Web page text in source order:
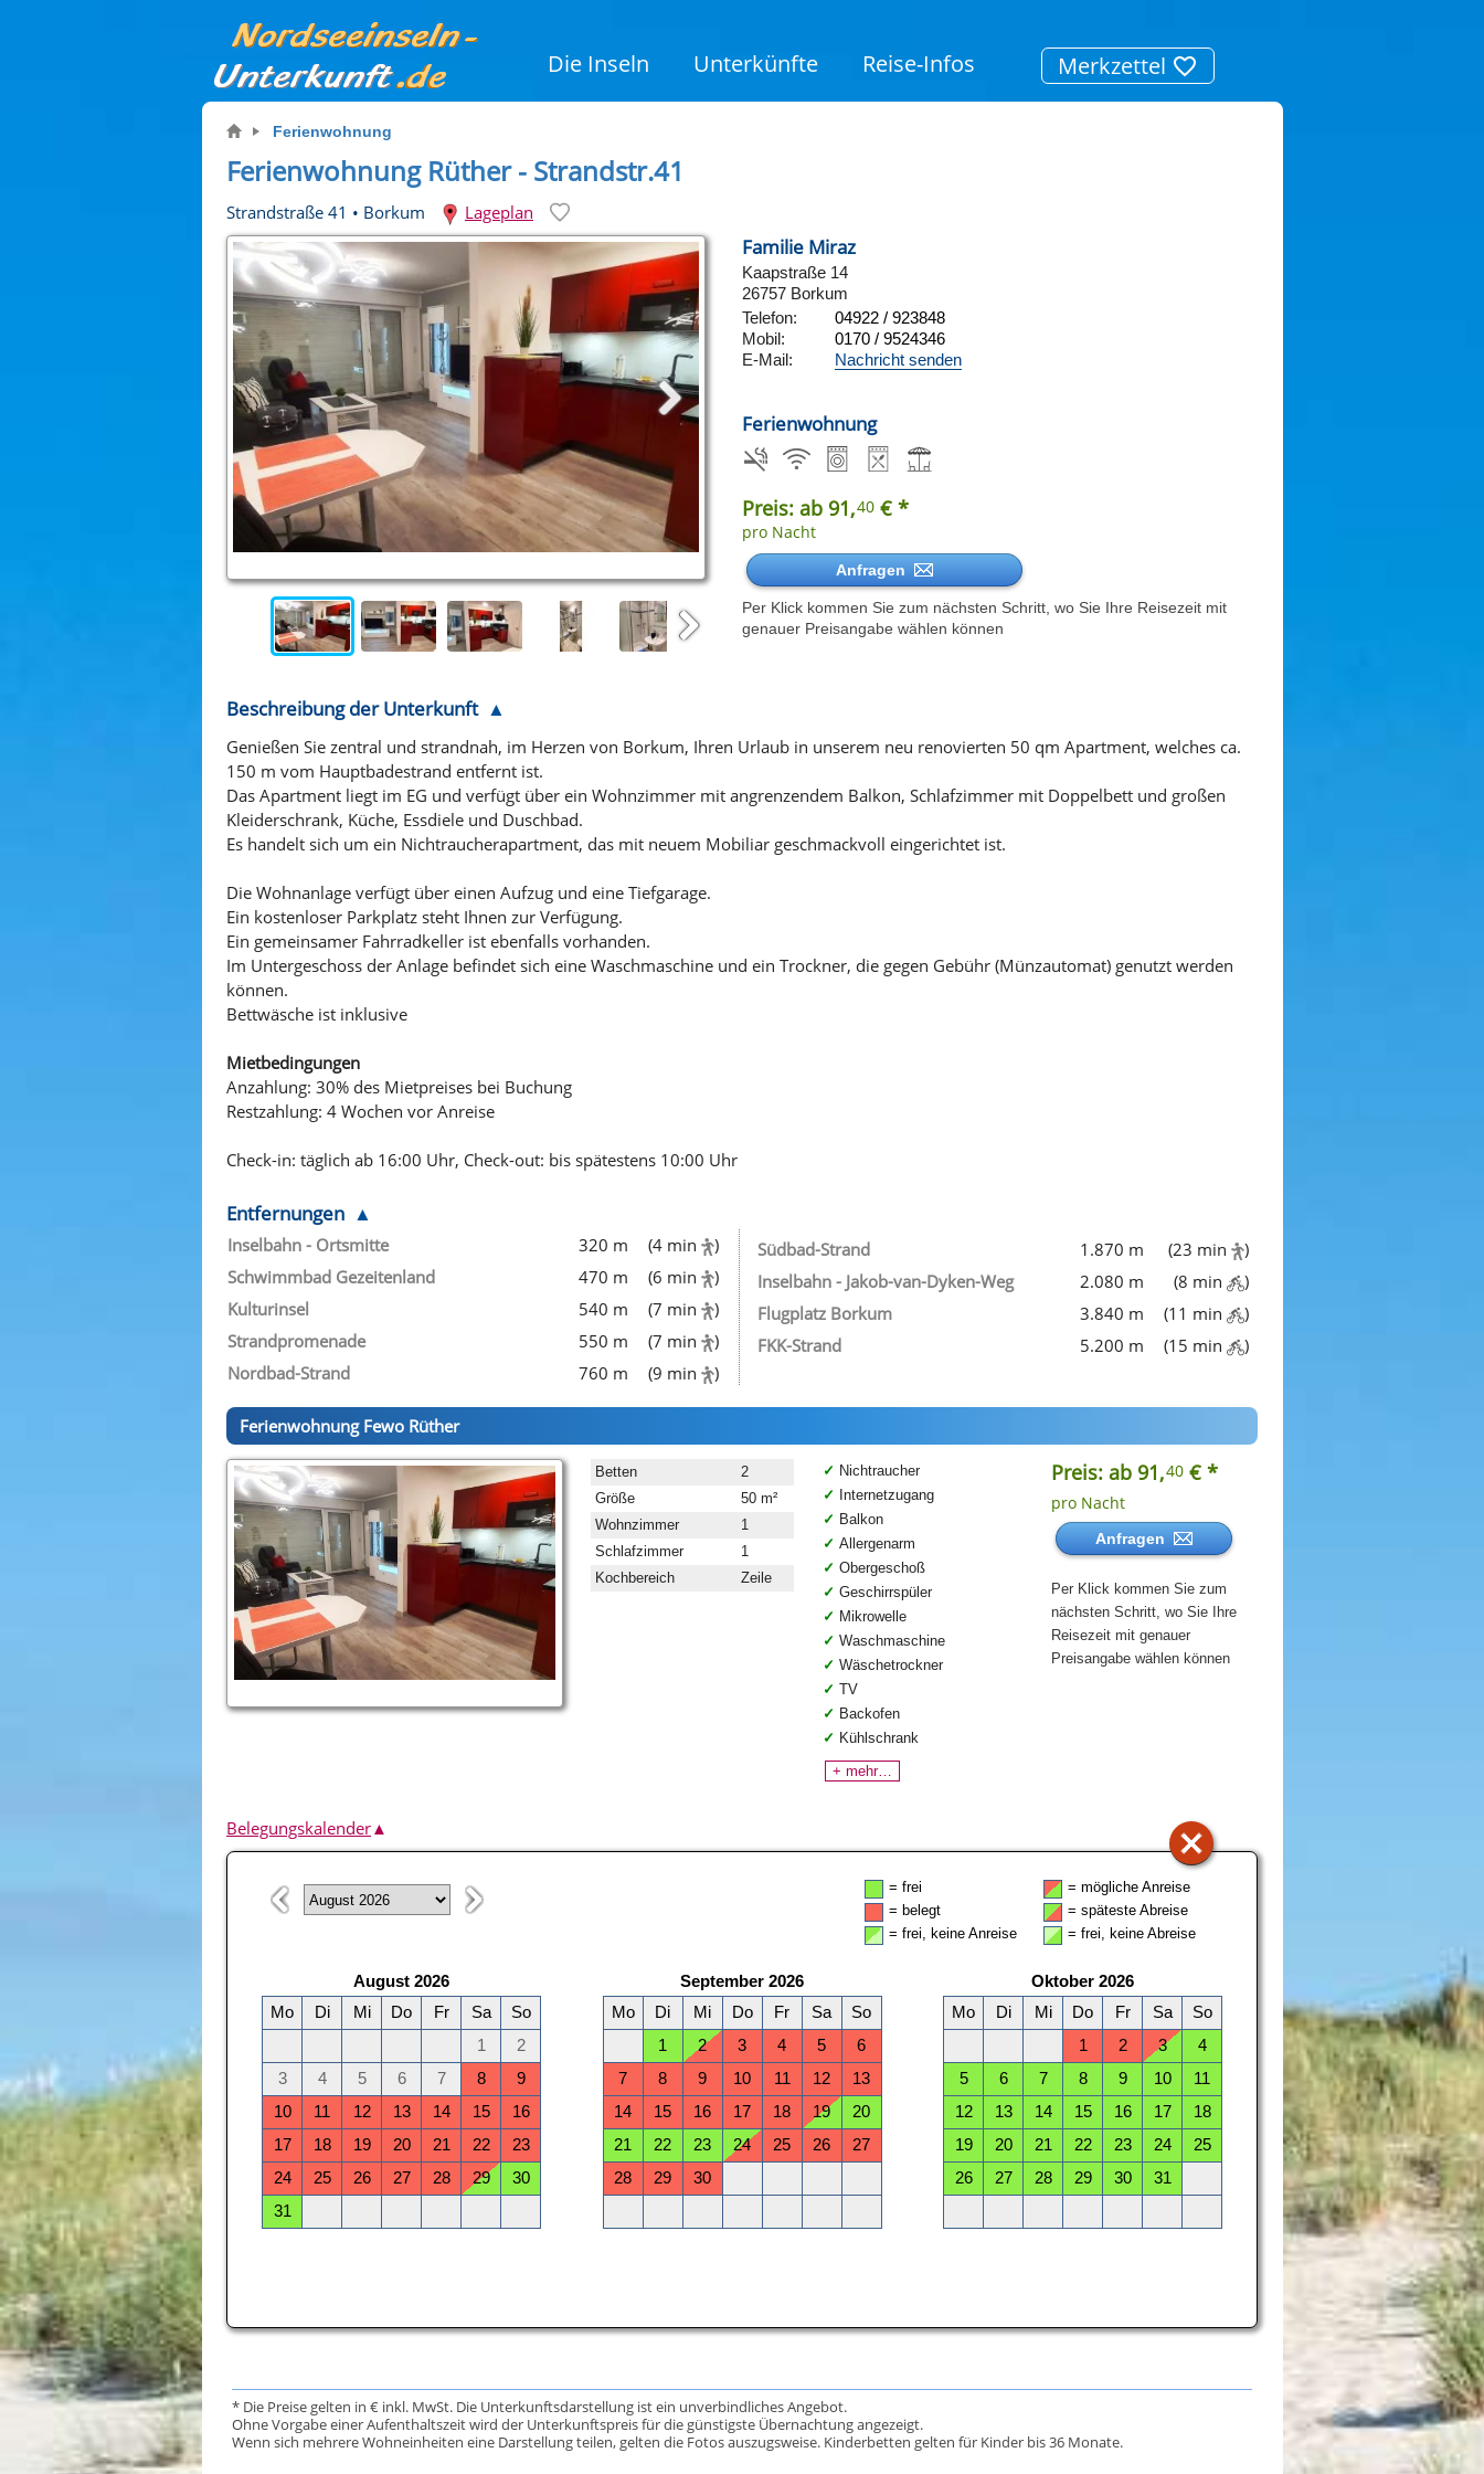
Die Inseln Unterkünfte Reise-Infos Merkzettel
Ferienwohnung
Ferienwohnung Rüther - Strandstr.41
Strandstraße 41 • Borkum Lageplan
Familie Miraz
Kaapstraße 14
26757 Borkum
Telefon:
04922 / 923848
Mobil:
0170 / 9524346
E-Mail:
Nachricht senden
Ferienwohnung
Preis: ab 91,40€ *
pro Nacht
Anfragen
Per Klick kommen Sie zum nächsten Schritt, wo Sie Ihre Reisezeit mit
genauer Preisangabe wählen können
Beschreibung der Unterkunft
Genießen Sie zentral und strandnah, im Herzen von Borkum, Ihren Urlaub in unserem neu renovierten 50 qm Apartment, welches ca.
150 m vom Hauptbadestrand entfernt ist.
Das Apartment liegt im EG und verfügt über ein Wohnzimmer mit angrenzendem Balkon, Schlafzimmer mit Doppelbett und großen
Kleiderschrank, Küche, Essdiele und Duschbad.
Es handelt sich um ein Nichtraucherapartment, das mit neuem Mobiliar geschmackvoll eingerichtet ist.
Die Wohnanlage verfügt über einen Aufzug und eine Tiefgarage.
Ein kostenloser Parkplatz steht Ihnen zur Verfügung.
Ein gemeinsamer Fahrradkeller ist ebenfalls vorhanden.
Im Untergeschoss der Anlage befindet sich eine Waschmaschine und ein Trockner, die gegen Gebühr (Münzautomat) genutzt werden
können.
Bettwäsche ist inklusive
Mietbedingungen
Anzahlung: 30% des Mietpreises bei Buchung
Restzahlung: 4 Wochen vor Anreise
Check-in: täglich ab 16:00 Uhr, Check-out: bis spätestens 10:00 Uhr
Entfernungen
Inselbahn - Ortsmitte 320 m (4 min
)
Schwimmbad Gezeitenland
470 m (6 min
)
Kulturinsel
540 m (7 min
)
Strandpromenade
550 m (7 min
)
Nordbad-Strand
760 m (9 min )
Südbad-Strand 1.870 m (23 min
)
Inselbahn - Jakob-van-Dyken-Weg
2.080 m (8 min
)
Flugplatz Borkum
3.840 m (11 min
)
FKK-Strand
5.200 m (15 min )
Ferienwohnung Fewo Rüther
Betten
2
Größe
50 m²
Wohnzimmer
1
Schlafzimmer
1
Kochbereich
Zeile
Nichtraucher
Internetzugang
Balkon
Allergenarm
Obergeschoß
Geschirrspüler
Mikrowelle
Waschmaschine
Wäschetrockner
TV
Backofen
Kühlschrank
+ mehr…
Preis: ab 91,40 € *
pro Nacht
Anfragen
Per Klick kommen Sie zum
nächsten Schritt, wo Sie Ihre
Reisezeit mit genauer
Preisangabe wählen können
Belegungskalender▲
* Die Preise gelten in € inkl. MwSt. Die Unterkunftsdarstellung ist ein unverbindliches Angebot.
Ohne Vorgabe einer Aufenthaltszeit wird der Unterkunftspreis für die günstigste Übernachtung angezeigt.
Wenn sich mehrere Wohneinheiten eine Darstellung teilen, gelten die Fotos auszugsweise. Kinderbetten gelten für Kinder bis 36 Monate.